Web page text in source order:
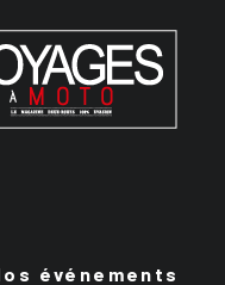
événements